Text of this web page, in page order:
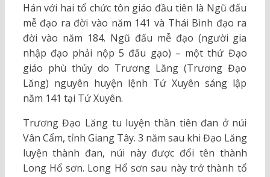
Hán với hai tổ chức tôn giáo đầu tiên là Ngũ đấu
mễ đạo ra đời vào năm 141 và Thái Bình đạo ra
đời vào năm 184. Ngũ đấu mễ đạo (người gia
nhập đạo phải nộp 5 đấu gạo) – một thứ Đạo
giáo phù thủy do Trương Lăng (Trương Đạo
Lăng) nguyên huyện lệnh Tứ Xuyên sáng lập
năm 141 tại Tứ Xuyên.
Trương Đạo Lăng tu luyện thần tiên đan ở núi
Vân Cẩm, tỉnh Giang Tây. 3 năm sau khi Đạo Lăng
luyện thành đan, núi này được đổi tên thành
Long Hổ sơn. Long Hổ sơn sau này trở thành tổ